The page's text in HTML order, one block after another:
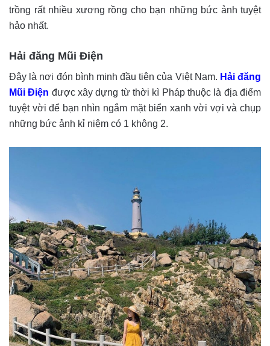
trồng rất nhiều xương rồng cho bạn những bức ảnh tuyệt
hảo nhất.
Hải đăng Mũi Điện
Đây là nơi đón bình minh đầu tiên của Việt Nam. Hải đăng
Mũi Điện được xây dựng từ thời kì Pháp thuộc là địa điểm
tuyệt vời để bạn nhìn ngắm mặt biển xanh vời vợi và chụp
những bức ảnh kỉ niệm có 1 không 2.